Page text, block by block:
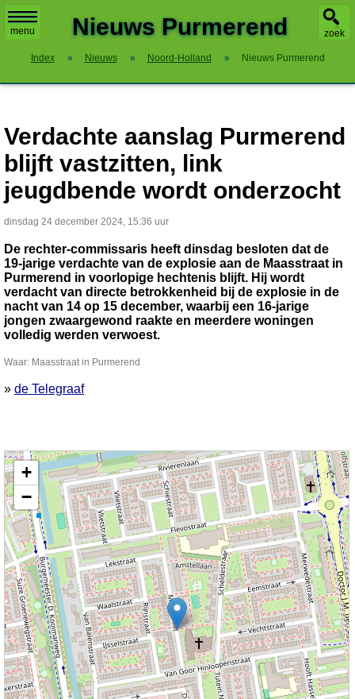
menu zoek
Nieuws Purmerend
Index » Nieuws » Noord-Holland » Nieuws Purmerend
Verdachte aanslag Purmerend
blijft vastzitten, link
jeugdbende wordt onderzocht
dinsdag 24 december 2024, 15:36 uur
De rechter-commissaris heeft dinsdag besloten dat de
19-jarige verdachte van de explosie aan de Maasstraat in
Purmerend in voorlopige hechtenis blijft. Hij wordt
verdacht van directe betrokkenheid bij de explosie in de
nacht van 14 op 15 december, waarbij een 16-jarige
jongen zwaargewond raakte en meerdere woningen
volledig werden verwoest.
Waar: Maasstraat in Purmerend
» de Telegraaf
Kaart nieuws Purmerend. Locatie nieuws: 52.51450 / 4.96006 Maasstraat
+
−